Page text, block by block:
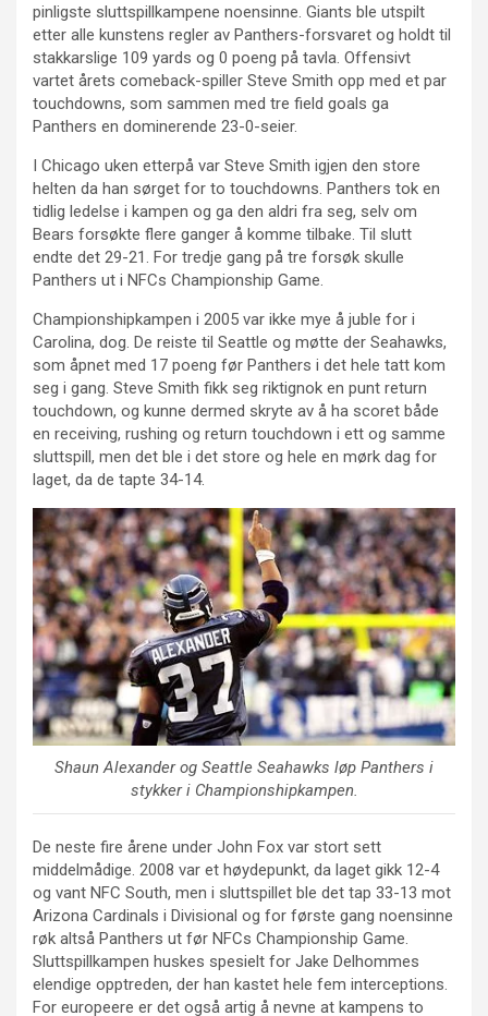
pinligste sluttspillkampene noensinne. Giants ble utspilt
etter alle kunstens regler av Panthers-forsvaret og holdt til
stakkarslige 109 yards og 0 poeng på tavla. Offensivt
vartet årets comeback-spiller Steve Smith opp med et par
touchdowns, som sammen med tre field goals ga
Panthers en dominerende 23-0-seier.
I Chicago uken etterpå var Steve Smith igjen den store
helten da han sørget for to touchdowns. Panthers tok en
tidlig ledelse i kampen og ga den aldri fra seg, selv om
Bears forsøkte flere ganger å komme tilbake. Til slutt
endte det 29-21. For tredje gang på tre forsøk skulle
Panthers ut i NFCs Championship Game.
Championshipkampen i 2005 var ikke mye å juble for i
Carolina, dog. De reiste til Seattle og møtte der Seahawks,
som åpnet med 17 poeng før Panthers i det hele tatt kom
seg i gang. Steve Smith fikk seg riktignok en punt return
touchdown, og kunne dermed skryte av å ha scoret både
en receiving, rushing og return touchdown i ett og samme
sluttspill, men det ble i det store og hele en mørk dag for
laget, da de tapte 34-14.
Shaun Alexander og Seattle Seahawks løp Panthers i
stykker i Championshipkampen.
De neste fire årene under John Fox var stort sett
middelmådige. 2008 var et høydepunkt, da laget gikk 12-4
og vant NFC South, men i sluttspillet ble det tap 33-13 mot
Arizona Cardinals i Divisional og for første gang noensinne
røk altså Panthers ut før NFCs Championship Game.
Sluttspillkampen huskes spesielt for Jake Delhommes
elendige opptreden, der han kastet hele fem interceptions.
For europeere er det også artig å nevne at kampens to